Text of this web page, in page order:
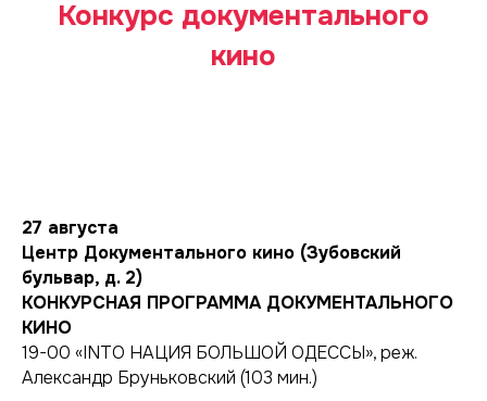
Конкурс документального
кино
27 августа
Центр Документального кино (Зубовский
бульвар, д. 2)
КОНКУРСНАЯ ПРОГРАММА ДОКУМЕНТАЛЬНОГО
КИНО
19-00 «INTO НАЦИЯ БОЛЬШОЙ ОДЕССЫ», реж.
Александр Бруньковский (103 мин.)